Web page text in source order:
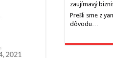
zaujímavý
Prešli sme z
dôvodu…